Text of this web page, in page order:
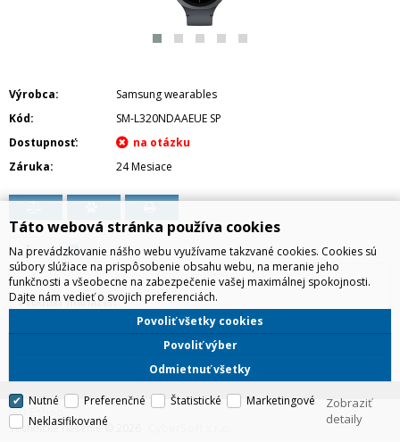
Výrobca
Samsung wearables
Kód
SM-L320NDAAEUE SP
Dostupnosť
Záruka
24 Mesiace
Produkt manažér:
Jakub Lichtner, 0918112735,jakub.lichtner@irdistribution.sk
IRD Eshop
Technické riešenie © 2026
Táto webová stránka používa cookies
Na prevádzkovanie nášho webu využívame takzvané cookies. Cookies sú
súbory slúžiace na prispôsobenie obsahu webu, na meranie jeho
funkčnosti a všeobecne na zabezpečenie vašej maximálnej spokojnosti.
Dajte nám vedieť o svojich preferenciách.
Odmietnuť všetky
Povoliť výber
Povoliť všetky cookies
Nutné Preferenčné Štatistické
Marketingové
Neklasifikované
Zobraziť
detaily